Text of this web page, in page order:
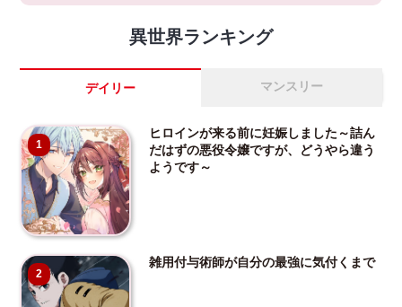
異世界ランキング
デイリー マンスリー
1
ヒロインが来る前に妊娠しました～詰ん
だはずの悪役令嬢ですが、どうやら違う
ようです～
2
雑用付与術師が自分の最強に気付くまで